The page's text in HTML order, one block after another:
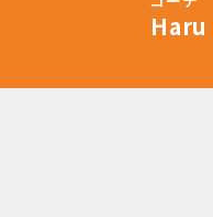
Haru